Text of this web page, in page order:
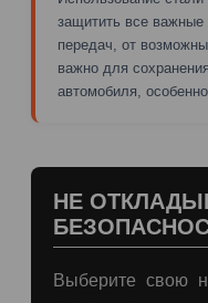
защитить все важные
передач, от
важно для
автомобиля,
НЕ
Выберите свою